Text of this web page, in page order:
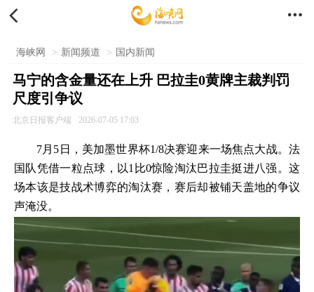
 
海峡网 > 新闻频道 > 国内新闻
马宁的含金量还在上升 巴拉圭0黄牌主裁判罚
尺度引争议
北京日报客户端 2026-07-05 17:03
7月5日，美加墨世界杯1/8决赛迎来一场焦点大战。法
国队凭借一粒点球，以1比0惊险淘汰巴拉圭挺进八强。这
场本该是技战术博弈的淘汰赛，赛后却被铺天盖地的争议
声淹没。